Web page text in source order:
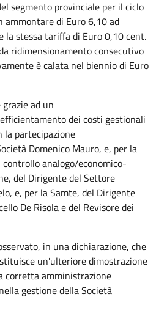
segmento provinciale per il ciclo
di Euro 6,10 ad
la stessa tariffa di Euro 0,10 cent.
ridimensionamento consecutivo
è calata nel biennio di Euro
ad un
dei costi gestionali
la partecipazione
Domenico Mauro, e, per la
analogo/economico-
del Dirigente del Settore
e, per la Samte, del Dirigente
De Risola e del Revisore dei
in una dichiarazione, che
un'ulteriore dimostrazione
corretta amministrazione
gestione della Società